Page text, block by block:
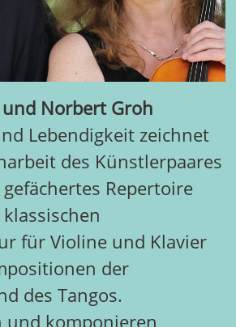
Norbert Groh
Lebendigkeit zeichnet
des Künstlerpaares
Repertoire
für Violine und Klavier
der
des Tangos.
und komponieren